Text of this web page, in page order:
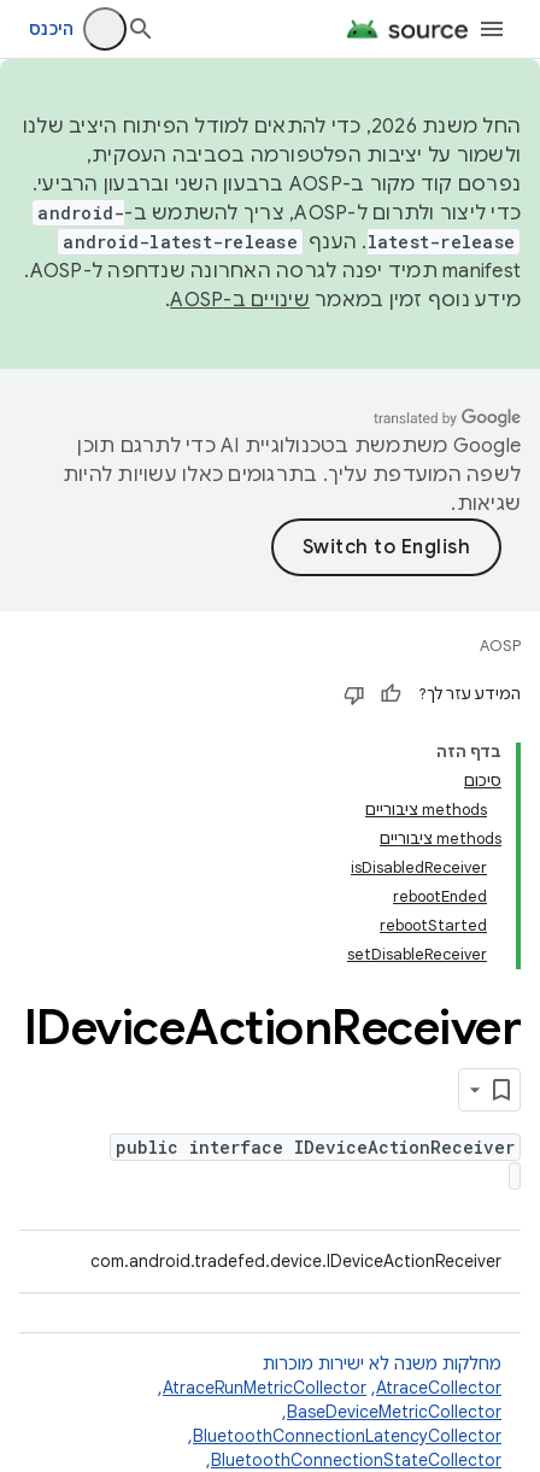
היכנס
החל משנת 2026, כדי להתאים למודל הפיתוח היציב שלנו
ולשמור על יציבות הפלטפורמה בסביבה העסקית,
נפרסם קוד מקור ב-AOSP ברבעון השני וברבעון הרביעי.
כדי ליצור ולתרום ל-AOSP, צריך להשתמש ב-
android-
latest-release. הענף android-latest-release
manifest תמיד יפנה לגרסה האחרונה שנדחפה ל-AOSP.
מידע נוסף זמין במאמר שינויים ב-AOSP .
‫Google משתמשת בטכנולוגיית AI כדי לתרגם תוכן
לשפה המועדפת עליך. בתרגומים כאלו עשויות להיות
שגיאות.
AOSP
המידע עזר לך?
בדף הזה
סיכום
‫methods ציבוריים
‫methods ציבוריים
isDisabledReceiver
rebootEnded
rebootStarted
setDisableReceiver
IDeviceActionReceiver
public interface IDeviceActionReceiver
com.android.tradefed.device.IDeviceActionReceiver
מחלקות משנה לא ישירות מוכרות
AtraceCollector
,‏
AtraceRunMetricCollector
,‏
BaseDeviceMetricCollector
,‏
BluetoothConnectionLatencyCollector
,‏
BluetoothConnectionStateCollector
,‏